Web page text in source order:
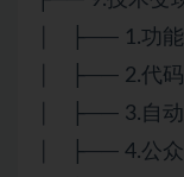
│ ├── 1.功能
│ ├── 2.代码
│ ├── 3.自动
│ ├── 4.公众